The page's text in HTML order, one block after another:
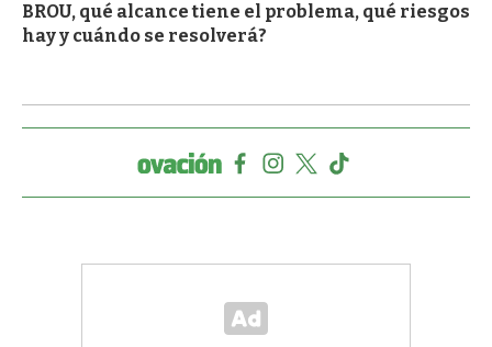
BROU, qué alcance tiene el problema, qué riesgos
hay y cuándo se resolverá?